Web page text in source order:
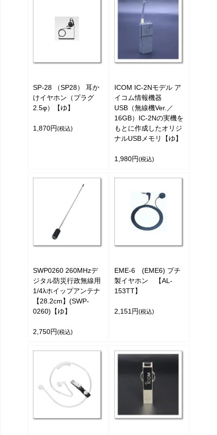
SP-28 （SP28） 耳か
けイヤホン（プラグ
2.5φ）【ゆ】
1,870円(税込)
ICOM IC-2Nモデル ア
イコム情報機器
USB（無線機Ver.／
16GB）IC-2Nの実機を
もとに作成したオリジ
ナルUSBメモリ【ゆ】
1,980円(税込)
SWP0260 260MHzデ
ジタル防災行政無線用
1/4λホイップアンテナ
【28.2cm】(SWP-
0260)【ゆ】
2,750円(税込)
EME-6 (EME6) プチ
製イヤホン 【AL-
153TT】
2,151円(税込)